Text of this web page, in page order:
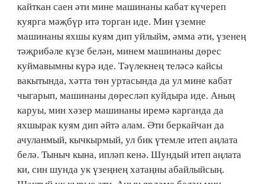
кайткан саен әти мине машинаны кабат күчереп
куярга мәҗбүр итә торган иде. Мин үземне
машинаны яхшы куям дип уйлыйм, әмма әти, үзенең
тәҗрибәле күзе белән, минем машинаны дөрес
куймавымны күрә иде. Тәүлекнең теләсә кайсы
вакытында, хәтта төн уртасында да ул мине кабат
чыгарып, машинаны дөресләп куйдыра иде. Аның
каруы, мин хәзер машинаны иремә карганда да
яхшырак куям дип әйтә алам. Әти беркайчан да
ачуланмый, кычкырмый, ул бик үтемле итеп аңлата
белә. Тыныч кына, ипләп кенә. Шундый итеп аңлата
ки, син шунда ук үзеңнең хатаңны абайлыйсың.